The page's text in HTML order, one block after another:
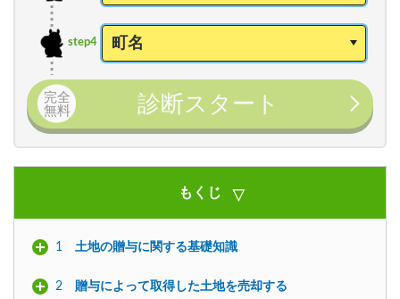
step4
完全
無料
診断スタート
もくじ
1 土地の贈与に関する基礎知識
2 贈与によって取得した土地を売却する